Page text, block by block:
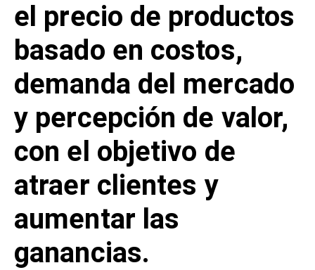
el precio de productos
basado en costos,
demanda del mercado
y percepción de valor,
con el objetivo de
atraer clientes y
aumentar las
ganancias.